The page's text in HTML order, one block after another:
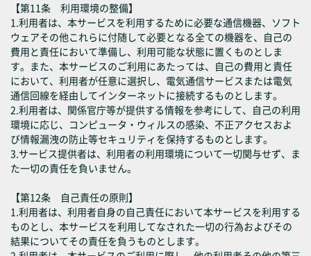
【第11条 利用環境の整備】
1.利用者は、本サービスを利用するために必要な通信機器、ソフト
ウェアその他これらに付随して必要となる全ての機器を、自己の
費用と責任において準備し、利用可能な状態に置くものとしま
す。また、本サービスのご利用にあたっては、自己の費用と責任
において、利用者が任意に選択し、電気通信サービスまたは電気
通信回線を経由してインターネットに接続するものとします。
2.利用者は、関係官庁等が提供する情報を参考にして、自己の利用
環境に応じ、コンピュータ・ウィルスの感染、不正アクセスおよ
び情報漏洩の防止等セキュリティを保持するものとします。
3.サービス提供者は、利用者の利用環境について一切関与せず、ま
た一切の責任を負いません。
【第12条 自己責任の原則】
1.利用者は、利用者自身の自己責任において本サービスを利用する
ものとし、本サービスを利用してなされた一切の行為およびその
結果についてその責任を負うものとします。